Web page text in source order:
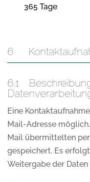
365 Tage
6
6.1
Eine
Mail-Adresse
Mail übermittelten
gespeichert. Es
Weitergabe der Daten